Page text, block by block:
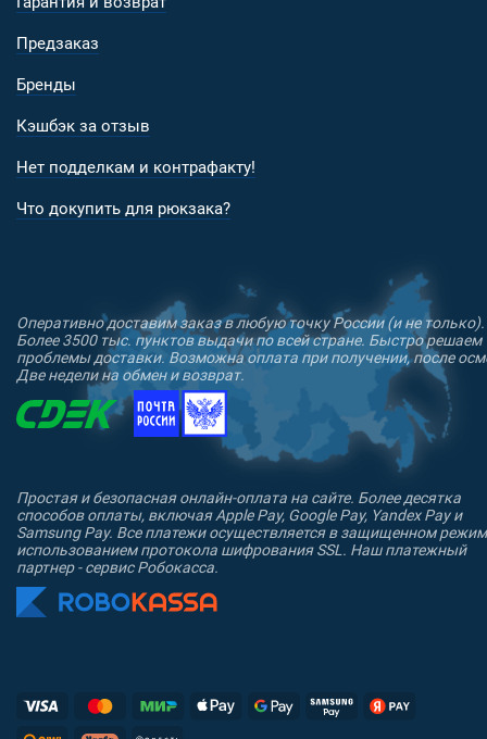
Предзаказ
Бренды
Кэшбэк за отзыв
Нет подделкам и контрафакту!
Что докупить для рюкзака?
Оперативно доставим заказ в любую точку России (и не только).
Более 3500 тыс. пунктов выдачи по всей стране. Быстро решаем
проблемы доставки. Возможна оплата при получении, после
Две недели на обмен и возврат.
Простая и безопасная онлайн-оплата на сайте. Более десятка
способов оплаты, включая Apple Pay, Google Pay, Yandex Pay и
Samsung Pay. Все платежи осуществляется в защищенном
использованием протокола шифрования SSL. Наш платежный
партнер - сервис Робокасса.